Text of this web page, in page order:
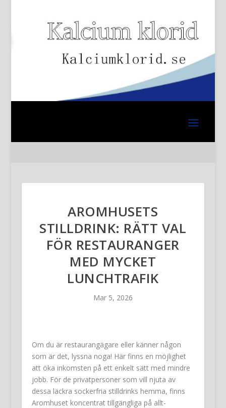
AROMHUSETS
STILLDRINK: RÄTT VAL
FÖR RESTAURANGER
MED MYCKET
LUNCHTRAFIK
Mar 5, 2026
Om du är restaurangägare eller känner någon
som är det, lyssna noga! Här finns en möjlighet
att öka inkomsten på ett enkelt sätt med mindre
jobb. För de privatpersoner som vill njuta av
dessa läckra sockerfria stilldrinks hemma, finns
Aromhuset koncentrat tillgängliga på allt-